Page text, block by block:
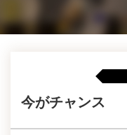
今がチャンス